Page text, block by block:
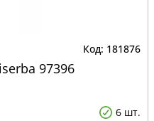
181876
97396
6 шт.